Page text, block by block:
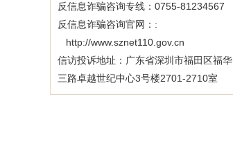
反信息诈骗咨询专线：0755-81234567
反信息诈骗咨询官网：:
http://www.sznet110.gov.cn
信访投诉地址：广东省深圳市福田区福华
三路卓越世纪中心3号楼2701-2710室